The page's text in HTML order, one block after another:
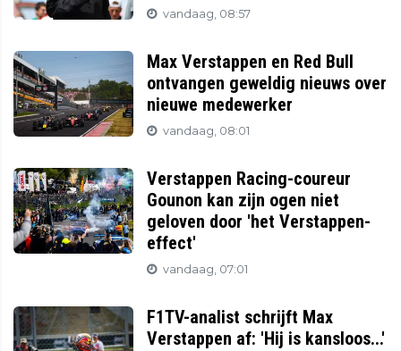
vandaag, 08:57
Max Verstappen en Red Bull
ontvangen geweldig nieuws over
nieuwe medewerker
vandaag, 08:01
Verstappen Racing-coureur
Gounon kan zijn ogen niet
geloven door 'het Verstappen-
effect'
vandaag, 07:01
F1TV-analist schrijft Max
Verstappen af: 'Hij is kansloos...'